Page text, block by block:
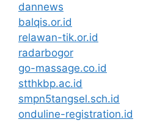
dannews
balqis.or.id
relawan-tik.or.id
radarbogor
go-massage.co.id
stthkbp.ac.id
smpn5tangsel.sch.id
onduline-registration.id